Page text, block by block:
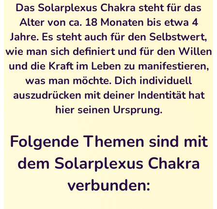
Das Solarplexus Chakra steht für das
Alter von ca. 18 Monaten bis etwa 4
Jahre. Es steht auch für den Selbstwert,
wie man sich definiert und für den Willen
und die Kraft im Leben zu manifestieren,
was man möchte. Dich individuell
auszudrücken mit deiner Indentität hat
hier seinen Ursprung.
Folgende Themen sind mit
dem Solarplexus Chakra
verbunden: